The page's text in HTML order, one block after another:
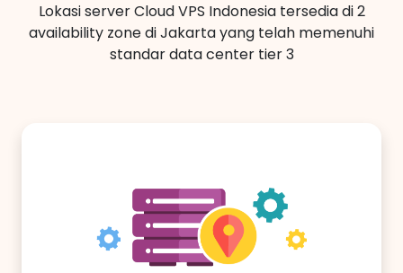
Lokasi server Cloud VPS Indonesia tersedia di 2
availability zone di Jakarta yang telah memenuhi
standar data center tier 3